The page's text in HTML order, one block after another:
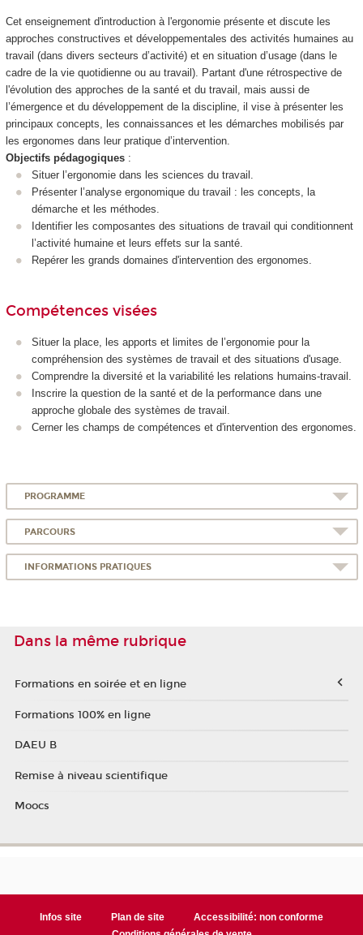
Cet enseignement d'introduction à l'ergonomie présente et discute les
approches constructives et développementales des activités humaines au
travail (dans divers secteurs d’activité) et en situation d’usage (dans le
cadre de la vie quotidienne ou au travail). Partant d'une rétrospective de
l'évolution des approches de la santé et du travail, mais aussi de
l’émergence et du développement de la discipline, il vise à présenter les
principaux concepts, les connaissances et les démarches mobilisés par
les ergonomes dans leur pratique d’intervention.
Objectifs pédagogiques:
Situer l’ergonomie dans les sciences du travail.
Présenter l’analyse ergonomique du travail : les concepts, la
démarche et les méthodes.
Identifier les composantes des situations de travail qui conditionnent
l’activité humaine et leurs effets sur la santé.
Repérer les grands domaines d'intervention des ergonomes.
Compétences visées
Situer la place, les apports et limites de l’ergonomie pour la
compréhension des systèmes de travail et des situations d'usage.
Comprendre la diversité et la variabilité les relations humains-travail.
Inscrire la question de la santé et de la performance dans une
approche globale des systèmes de travail.
Cerner les champs de compétences et d'intervention des ergonomes.
PROGRAMME
PARCOURS
INFORMATIONS PRATIQUES
Dans la même rubrique
Formations en soirée et en ligne
Formations 100% en ligne
DAEU B
Remise à niveau scientifique
Moocs
Infos site Plan de site
Accessibilité: non conforme